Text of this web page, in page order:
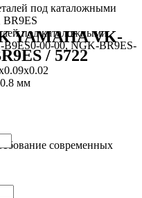
под каталожными
BR9ES
под каталожными
00-00, NGK-BR9ES-
мм
современных
YAMAHA VK-
/ 5722